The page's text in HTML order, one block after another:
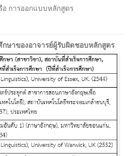
การออกแบบหลักสูตร
ษาของอาจารย์ผู้รับผิดชอบหลักสูตร